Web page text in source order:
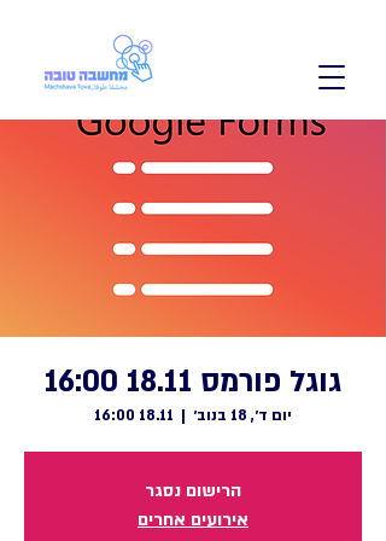
גוגל פורמס 18.11 16:00
יום ד׳, 18 בנוב׳
  |
18.11 16:00
הרישום נסגר
אירועים אחרים